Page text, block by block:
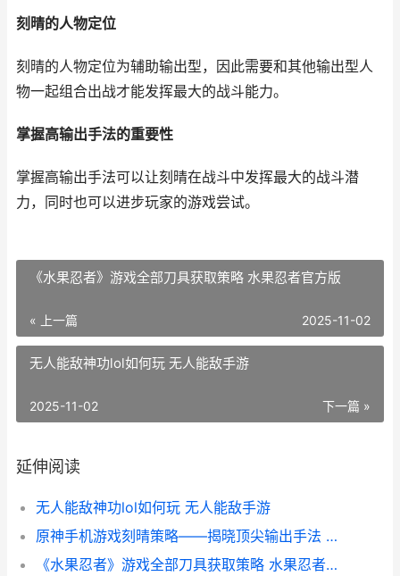
刻晴的人物定位
刻晴的人物定位为辅助输出型，因此需要和其他输出型人
物一起组合出战才能发挥最大的战斗能力。
掌握高输出手法的重要性
掌握高输出手法可以让刻晴在战斗中发挥最大的战斗潜
力，同时也可以进步玩家的游戏尝试。
《水果忍者》游戏全部刀具获取策略 水果忍者官方版
« 上一篇 2025-11-02
无人能敌神功lol如何玩 无人能敌手游
下一篇 »
2025-11-02
延伸阅读
无人能敌神功lol如何玩 无人能敌手游
原神手机游戏刻晴策略——揭晓顶尖输出手法 原神刻情怎么培养
《水果忍者》游戏全部刀具获取策略 水果忍者官方版